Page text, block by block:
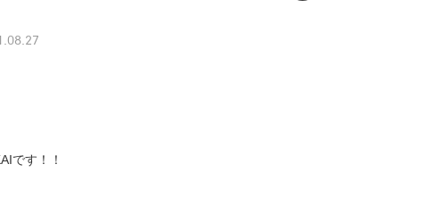
です！！